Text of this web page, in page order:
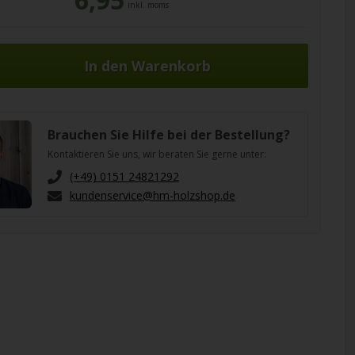
inkl. moms
Brauchen Sie Hilfe bei der Bestellung?
Kontaktieren Sie uns, wir beraten Sie gerne unter:
(+49) 0151 24821292
kundenservice@hm-holzshop.de